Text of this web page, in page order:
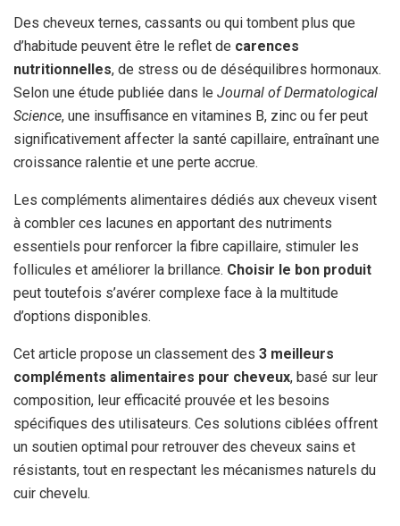
Des cheveux ternes, cassants ou qui tombent plus que
d’habitude peuvent être le reflet de carences
nutritionnelles, de stress ou de déséquilibres hormonaux.
Selon une étude publiée dans le Journal of Dermatological
Science, une insuffisance en vitamines B, zinc ou fer peut
significativement affecter la santé capillaire, entraînant une
croissance ralentie et une perte accrue.
Les compléments alimentaires dédiés aux cheveux visent
à combler ces lacunes en apportant des nutriments
essentiels pour renforcer la fibre capillaire, stimuler les
follicules et améliorer la brillance. Choisir le bon produit
peut toutefois s’avérer complexe face à la multitude
d’options disponibles.
Cet article propose un classement des 3 meilleurs
compléments alimentaires pour cheveux, basé sur leur
composition, leur efficacité prouvée et les besoins
spécifiques des utilisateurs. Ces solutions ciblées offrent
un soutien optimal pour retrouver des cheveux sains et
résistants, tout en respectant les mécanismes naturels du
cuir chevelu.